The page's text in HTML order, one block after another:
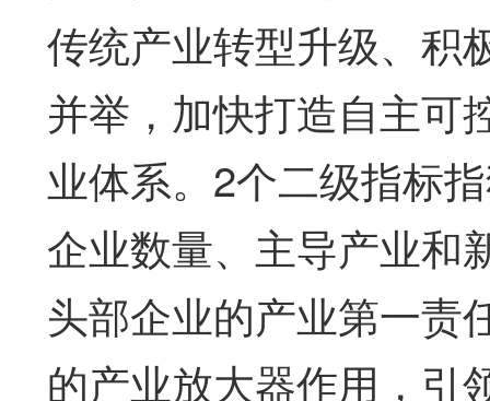
传统产业转型升级、积
并举，加快打造自主可
业体系。2个二级指标
企业数量、主导产业和
头部企业的产业第一责
的产业放大器作用，引